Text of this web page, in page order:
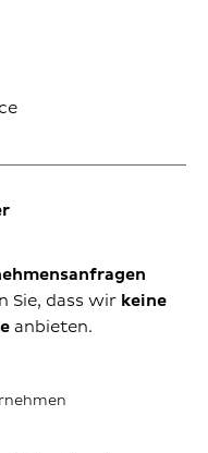
Sie, dass wir keine
anbieten.